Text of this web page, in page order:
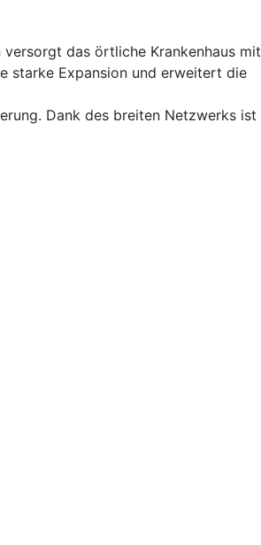
das örtliche Krankenhaus mit
starke Expansion und erweitert die
Dank des breiten Netzwerks ist